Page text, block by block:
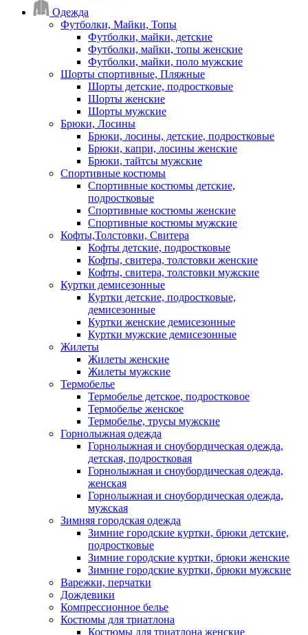
Одежда
Футболки, Майки, Топы
Футболки, майки, детские
Футболки, майки, топы женские
Футболки, майки, поло мужские
Шорты спортивные, Пляжные
Шорты детские, подростковые
Шорты женские
Шорты мужские
Брюки, Лосины
Брюки, лосины, детские, подростковые
Брюки, капри, лосины женские
Брюки, тайтсы мужские
Спортивные костюмы
Спортивные костюмы детские,
подростковые
Спортивные костюмы женские
Спортивные костюмы мужские
Кофты,Толстовки, Свитера
Кофты детские, подростковые
Кофты, свитера, толстовки женские
Кофты, свитера, толстовки мужские
Куртки демисезонные
Куртки детские, подростковые,
демисезонные
Куртки женские демисезонные
Куртки мужские демисезонные
Жилеты
Жилеты женские
Жилеты мужские
Термобелье
Термобелье детское, подростковое
Термобелье женское
Термобелье, трусы мужские
Горнолыжная одежда
Горнолыжная и сноубордическая одежда,
детская, подростковая
Горнолыжная и сноубордическая одежда,
женская
Горнолыжная и сноубордическая одежда,
мужская
Зимняя городская одежда
Зимние городские куртки, брюки детские,
подростковые
Зимние городские куртки, брюки женские
Зимние городские куртки, брюки мужские
Варежки, перчатки
Дождевики
Компрессионное белье
Костюмы для триатлона
Костюмы для триатлона женские